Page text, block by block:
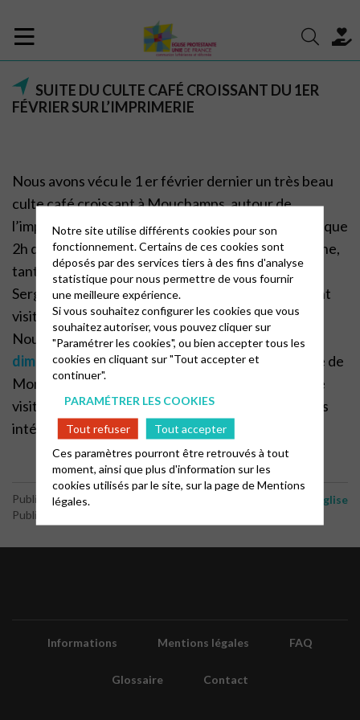
SUITE DU CULTE CAFÉ CROISSANT DU 1ER
FÉVRIER SUR L’IMPRIMERIE
Nous avons vécu le 1 er février dernier un très beau
culte café croissant àMouchamps, autour de
l’imprimerie, du livre, de la Bible. Et malgré les presque
2h de culte, nous étions frustrés que cela se termine,
tant le sujet estpassionnant, surtout raconté par
Serge. L’idée a donc émergé de
venir à Moncoutant
visiter l’imprimerie.
Nous vous proposons donc de nous retrouver le
dimanche 12avril, à 10h30pour le culte au temple de
Moncoutant, puis de
partager un repas et enfin de
visiter l’
imprimeriel’après-midi. Avis
aux personnes
intéressées.
Publié le 2 mars 2026
Publié par le webmaster
Vie de l'Eglise
Informations Mentions légales FAQ
Glossaire Contact
Notre site utilise différents cookies pour son
fonctionnement. Certains de ces cookies sont
déposés par des services tiers à des fins d'analyse
statistique pour nous permettre de vous fournir
une meilleure expérience.
Si vous souhaitez configurer les cookies que vous
souhaitez autoriser, vous pouvez cliquer sur
"Paramétrer les cookies", ou bien accepter tous les
cookies en cliquant sur "Tout accepter et
continuer".
PARAMÉTRER LES COOKIES
Tout refuser
Tout accepter
Ces paramètres pourront être retrouvés à tout
moment, ainsi que plus d'information sur les
cookies utilisés par le site, sur la page deMentions
légales.